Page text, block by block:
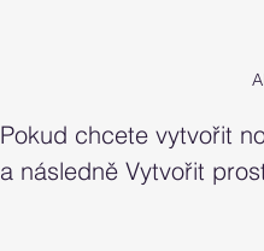
Pokud chcete vytvořit
a následně Vytvořit